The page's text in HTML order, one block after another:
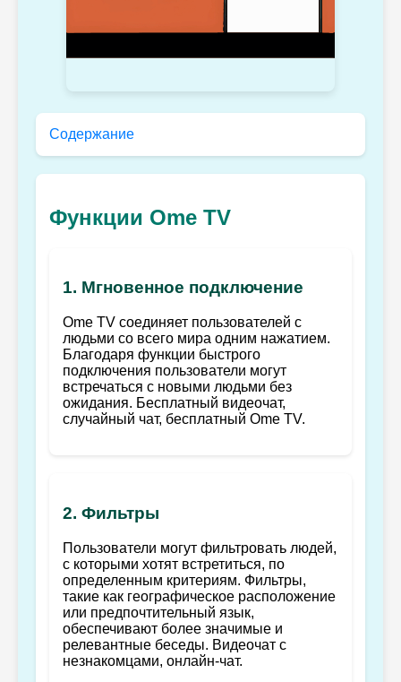
Содержание
Функции Ome TV
1. Мгновенное подключение
Ome TV соединяет пользователей с
людьми со всего мира одним нажатием.
Благодаря функции быстрого
подключения пользователи могут
встречаться с новыми людьми без
ожидания. Бесплатный видеочат,
случайный чат, бесплатный Ome TV.
2. Фильтры
Пользователи могут фильтровать людей,
с которыми хотят встретиться, по
определенным критериям. Фильтры,
такие как географическое расположение
или предпочтительный язык,
обеспечивают более значимые и
релевантные беседы. Видеочат с
незнакомцами, онлайн-чат.